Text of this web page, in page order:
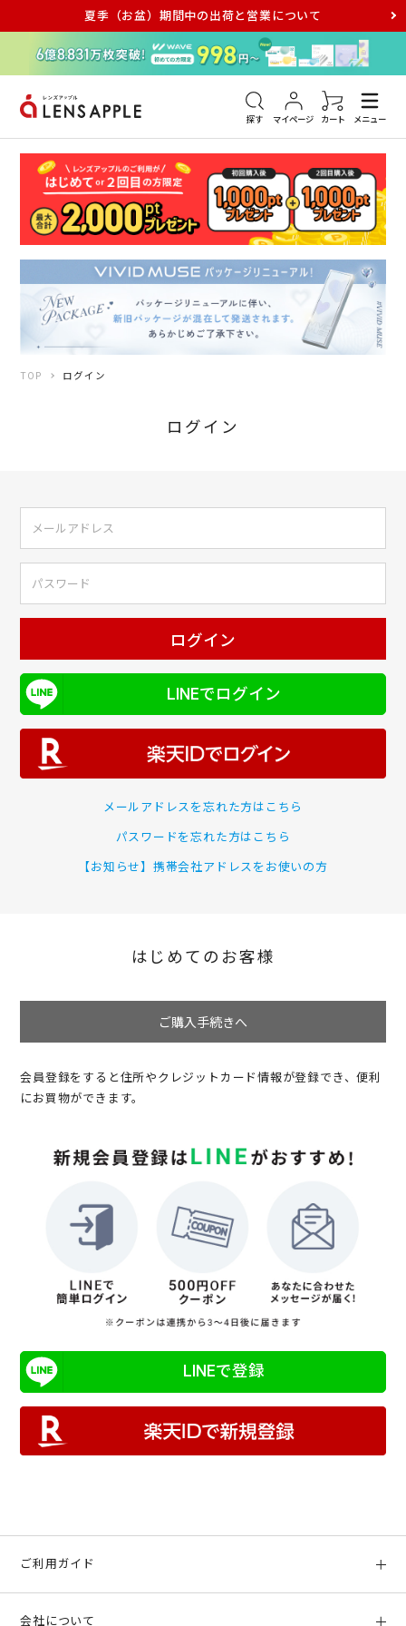
夏季（お盆）期間中の出荷と営業について
探す マイページ カート メニュー
アキュビュー メダリスト メガネ
TOP ログイン
ログイン
ログイン
LINEでログイン
メールアドレスを忘れた方はこちら
パスワードを忘れた方はこちら
【お知らせ】携帯会社アドレスをお使いの方
はじめてのお客様
ご購入手続きへ
会員登録をすると住所やクレジットカード情報が登録でき、便利
にお買物ができます。
LINEで登録
ご利用ガイド
会社について